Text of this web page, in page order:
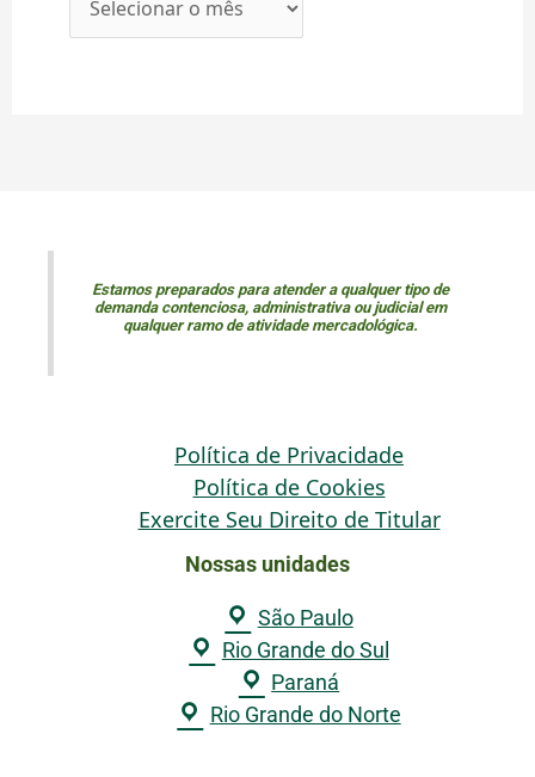
Estamos preparados para atender a qualquer tipo de
demanda contenciosa, administrativa ou judicial em
qualquer ramo de atividade mercadológica.
Política de Privacidade
Política de Cookies
Exercite Seu Direito de Titular
Nossas unidades
São Paulo
Rio Grande do Sul
Paraná
Rio Grande do Norte